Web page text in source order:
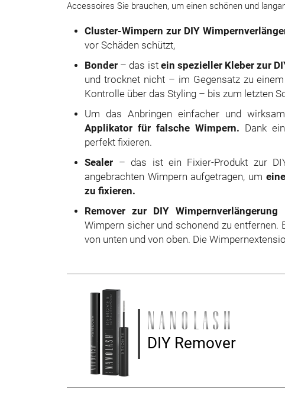
Accessoires Sie brauchen, um einen schönen und
Cluster-Wimpern zur DIY
vor Schäden schützt,
Bonder – das istein spezieller Kleber zur
und trocknet nicht – im Gegensatz zu
Kontrolle über das Styling – bis zum letzten
Um das Anbringen einfacher und
Applikator für falsche Wimpern. Dank
perfekt fixieren.
Sealer – das ist ein Fixier-Produkt zur
angebrachten Wimpern aufgetragen, um
zu fixieren.
Remover zur DIY Wimpernverlängerung
Wimpern sicher und schonend zu
von unten und von oben. Die
DIY Remover